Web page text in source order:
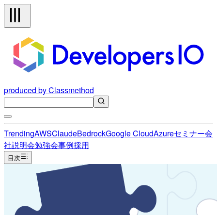
produced by Classmethod
TrendingAWSClaudeBedrockGoogle CloudAzureセミナー会
社説明会勉強会事例採用
目次